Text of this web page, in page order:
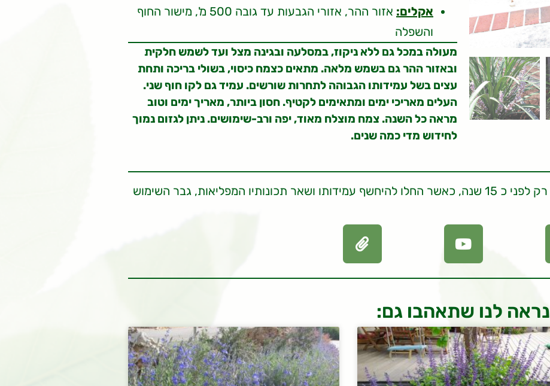
אקלים:
אזור ההר, אזורי הגבעות עד גובה 500 מ', מישור החוף
והשפלה
מעולה במכל גם ללא ניקוז, במסלעה ובגינה מצל ועד לשמש חלקית
ובאזור ההר גם בשמש מלאה. מתאים כצמח כיסוי, בשולי בריכה ותחת
עצים בשל עמידותו הגבוהה לתחרות שורשים. עמיד גם לקו חוף שני.
העלים מאריכי ימים ומתאימים לקטיף. חסון ביותר, מאריך ימים וטוב
מראה כל השנה. צמח מוצלח מאוד, יפה ורב-שימושים. ניתן לגזום נמוך
לחידוש מדי כמה שנים.
צמח זה הגיע לגינון בישראל לפני יותר מ 20 שנה, אך רק לפני כ 15 שנה, כאשר החלו להיחשף עמידותו ושאר תכונותיו המפליאות, גבר השימוש
נראה לנו שתאהבו גם: